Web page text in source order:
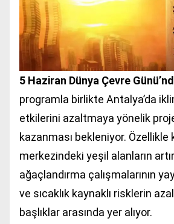
5 Haziran Dünya Çevre
programla birlikte Antalya’da
etkilerini azaltmaya yönelik
kazanması bekleniyor. Özellikle
merkezindeki yeşil alanların
ağaçlandırma çalışmalarının
ve sıcaklık kaynaklı risklerin
başlıklar arasında yer alıyor.